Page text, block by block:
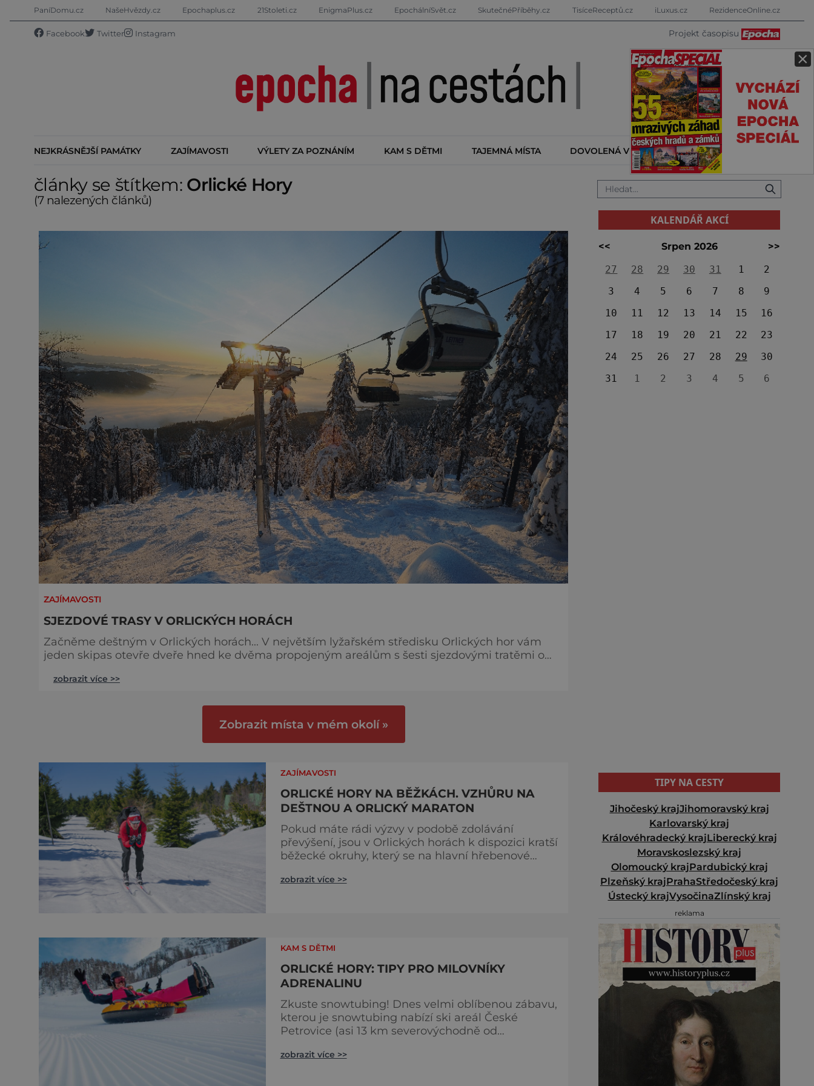
×
PaníDomu.cz NašeHvězdy.cz Epochaplus.cz 21Stoleti.cz EnigmaPlus.cz EpochálníSvět.cz SkutečnéPříběhy.cz TisíceReceptů.cz iLuxus.cz RezidenceOnline.cz
Facebook Twitter Instagram Projekt časopisu
NEJKRÁSNĚJŠÍ PAMÁTKY ZAJÍMAVOSTI VÝLETY ZA POZNÁNÍM KAM S DĚTMI TAJEMNÁ MÍSTA DOVOLENÁ V ZAHRANIČÍ KALENDÁŘ AKCÍ
články se štítkem: Orlické Hory
(7 nalezených článků)
ZAJÍMAVOSTI
SJEZDOVÉ TRASY V ORLICKÝCH HORÁCH
Začněme deštným v Orlických horách... V největším lyžařském středisku Orlických hor vám
jeden skipas otevře dveře hned ke dvěma propojeným areálům s šesti sjezdovými tratěmi o
vrchol zabezpečí jeden ze sedmi vleků či moderní sedačková lanovka, která vás vyveze až na
zobrazit více >>
Zobrazit místa v mém okolí »
ZAJÍMAVOSTI
ORLICKÉ HORY NA BĚŽKÁCH. VZHŮRU NA
DEŠTNOU A ORLICKÝ MARATON
Pokud máte rádi výzvy v podobě zdolávání
převýšení, jsou v Orlických horách k dispozici kratší
běžecké okruhy, který se na hlavní hřebenové
nejvyšší vrchol Orlických hor – Velkou Deštnou.
zobrazit více >>
KAM S DĚTMI
ORLICKÉ HORY: TIPY PRO MILOVNÍKY
ADRENALINU
Zkuste snowtubing! Dnes velmi oblíbenou zábavu,
kterou je snowtubing nabízí ski areál České
Petrovice (asi 13 km severovýchodně od
vyvézt nahoru a dolů pak pojedete sněhovým
zobrazit více >>
KALENDÁŘ AKCÍ
<< Srpen 2026
>>
27
28 29 30 31 1
2
3
4 5 6 7 8
9
10
11 12 13 14 15
16
17
18 19 20 21 22
23
24
25 26 27 28 29
30
31
1 2 3 4 5 6
TIPY NA CESTY
Jihočeský krajJihomoravský kraj
Karlovarský kraj
Královéhradecký krajLiberecký kraj
Moravskoslezský kraj
Olomoucký krajPardubický kraj
Plzeňský krajPrahaStředočeský kraj
Ústecký krajVysočinaZlínský kraj
reklama